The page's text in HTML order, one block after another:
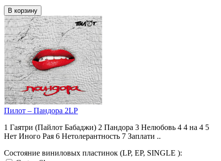
В корзину
Пилот ‎– Пандора 2LP
1 Гаятри (Пайлот Бабаджи) 2 Пандора 3 Нелюбовь 4 4 на 4 5
Нет Иного Рая 6 Нетолерантность 7 Заплати ..
Состояние виниловых пластинок (LP, EP, SINGLE ):